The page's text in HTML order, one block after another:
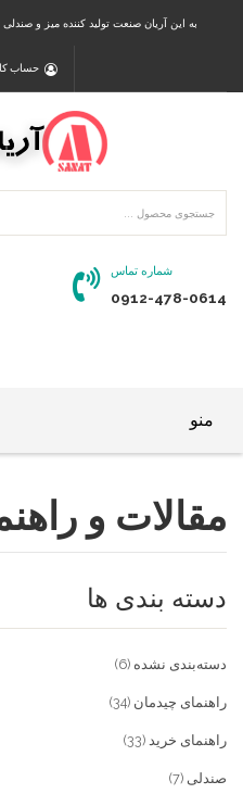
به این آریان صنعت تولید کننده میز و
حساب
شماره تماس
0912-478-0614
منو
فروشگاه
میز و صندلی خانگی
تماس با ما
خدمات
تماس با ما
سوالات متداول
پیش پرداخت
مقالات و
دسته بندی ها
دسته‌بندی نشده (6)
راهنمای چیدمان (34)
راهنمای خرید (33)
صندلی (7)